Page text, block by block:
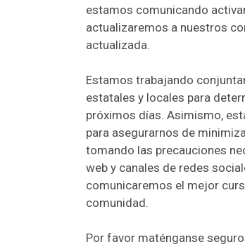
estamos comunicando
actualizaremos a nuestros
actualizada.
Estamos trabajando
estatales y locales para
próximos días. Asimismo,
para asegurarnos de
tomando las precauciones
web y canales de redes
comunicaremos el mejor
comunidad.
Por favor maténganse